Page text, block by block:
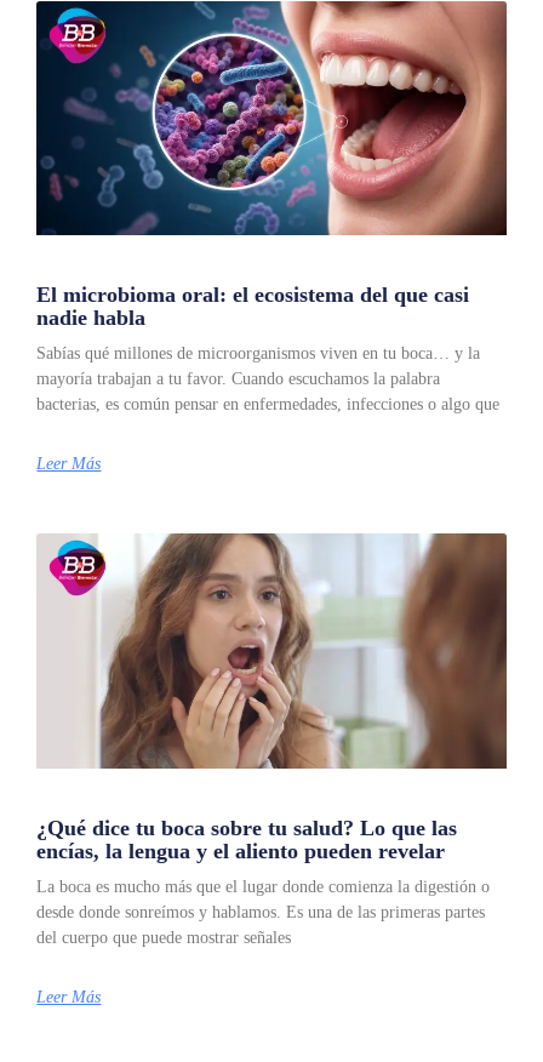
El microbioma oral: el ecosistema del que casi
nadie habla
Sabías qué millones de microorganismos viven en tu boca… y la
mayoría trabajan a tu favor. Cuando escuchamos la palabra
bacterias, es común pensar en enfermedades, infecciones o algo que
Leer Más
¿Qué dice tu boca sobre tu salud? Lo que las
encías, la lengua y el aliento pueden revelar
La boca es mucho más que el lugar donde comienza la digestión o
desde donde sonreímos y hablamos. Es una de las primeras partes
del cuerpo que puede mostrar señales
Leer Más